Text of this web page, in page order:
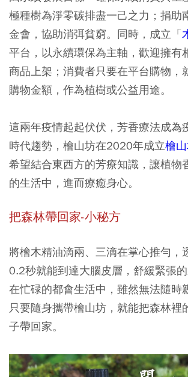
極種樹為淨零碳排盡一己之力；捐助
金會，協助消弭貧窮。同時，成立「
平台，以永續環保為主軸，歡迎擁有
商品上架；消費者只要在平台購物，
購物金額，作為植樹或公益用途。
這兩年疫情起起伏伏，芳香療法成為
時代趨勢，檜山坊在2020年成立檜
希望結合東西方的芳療知識，讓植物
的生活中，進而療癒身心。
把森林帶回家-小秘方
將檜木精油滴兩、三滴在掌心推勻，
0.2秒就能到達大腦皮層，舒緩緊張的
在忙碌的都會生活中，雖然無法隨時
只要隨身攜帶檜山坊，就能把森林裡
子帶回家。